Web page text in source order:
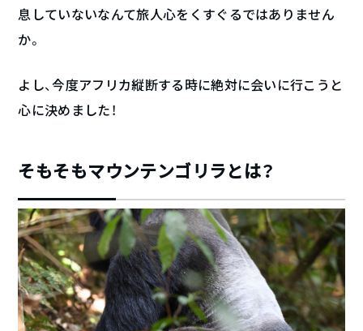
息していないなんて旅人心をくすぐるではありません
か。
よし、今度アフリカ縦断する時に絶対に会いに行こうと
心に決めました！
そもそもマウンテンゴリラとは？